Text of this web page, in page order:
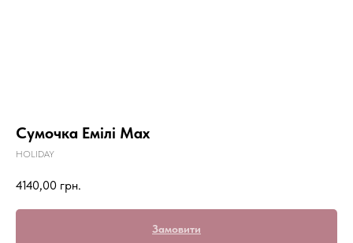
Сумочка Емілі Max
HOLIDAY
4140,00 грн.
Замовити